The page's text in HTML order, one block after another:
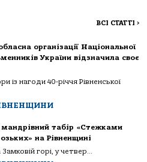
ВСІ СТАТТІ >
організації Національної
України відзначила своє
із нагоди 40-річчя Рівненської
мандрівний табір «Стежками
на Рівненщині
горі, у четвер...